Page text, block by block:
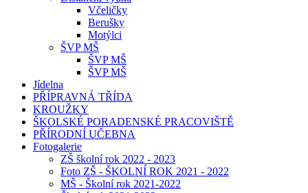
Včeličky
Berušky
Motýlci
ŠVP MŠ
ŠVP MŠ
ŠVP MŠ
Jídelna
PŘÍPRAVNÁ TŘÍDA
KROUŽKY
ŠKOLSKÉ PORADENSKÉ PRACOVIŠTĚ
PŘÍRODNÍ UČEBNA
Fotogalerie
ZŠ školní rok 2022 - 2023
Foto ZŠ - ŠKOLNÍ ROK 2021 - 2022
MŠ - Školní rok 2021-2022